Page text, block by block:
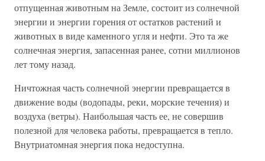
отпущенная животным на Земле, состоит из солнечной
энергии и энергии горения от остатков растений и
животных в виде каменного угля и нефти. Это та же
солнечная энергия, запасенная ранее, сотни миллионов
лет тому назад.
Ничтожная часть солнечной энергии превращается в
движение воды (водопады, реки, морские течения) и
воздуха (ветры). Наибольшая часть ее, не совершив
полезной для человека работы, превращается в тепло.
Внутриатомная энергия пока недоступна.